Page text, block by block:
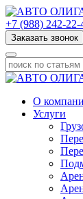
+7 (988) 242-22-
Заказать звонок
О
Услуги